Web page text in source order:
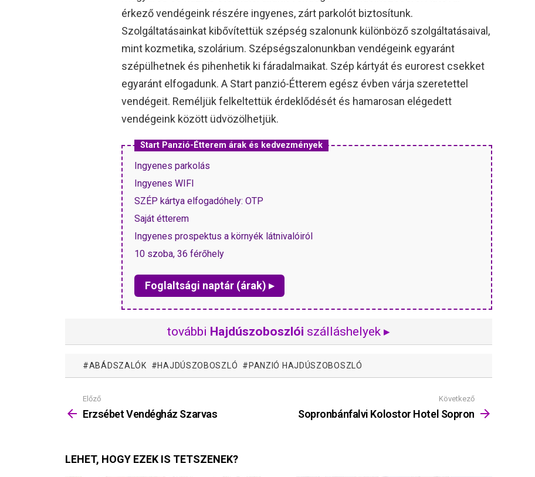
érkező vendégeink részére ingyenes, zárt parkolót biztosítunk.
Szolgáltatásainkat kibővítettük szépség szalonunk különböző szolgáltatásaival,
mint kozmetika, szolárium. Szépségszalonunkban vendégeink egyaránt
szépülhetnek és pihenhetik ki fáradalmaikat. Szép kártyát és eurorest csekket
egyaránt elfogadunk. A Start panzió-Étterem egész évben várja szeretettel
vendégeit. Reméljük felkeltettük érdeklődését és hamarosan elégedett
vendégeink között üdvözölhetjük.
Start Panzió-Étterem árak és kedvezmények
Ingyenes parkolás
Ingyenes WIFI
SZÉP kártya elfogadóhely: OTP
Saját étterem
Ingyenes prospektus a környék látnivalóiról
10 szoba, 36 férőhely
Foglaltsági naptár (árak) ▸
további Hajdúszoboszlói szálláshelyek ▸
ABÁDSZALÓK HAJDÚSZOBOSZLÓ PANZIÓ HAJDÚSZOBOSZLÓ
Mutass
többet
Előző
Erzsébet Vendégház Szarvas
Következő
Sopronbánfalvi Kolostor Hotel Sopron
LEHET, HOGY EZEK IS TETSZENEK?